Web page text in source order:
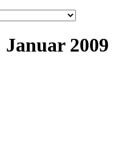
Januar 2009